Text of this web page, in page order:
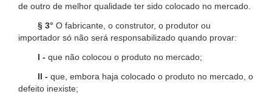
de outro de melhor qualidade ter sido colocado no mercado.
§ 3° O fabricante, o construtor, o produtor ou
importador só não será responsabilizado quando provar:
I - que não colocou o produto no mercado;
II - que, embora haja colocado o produto no mercado, o
defeito inexiste;